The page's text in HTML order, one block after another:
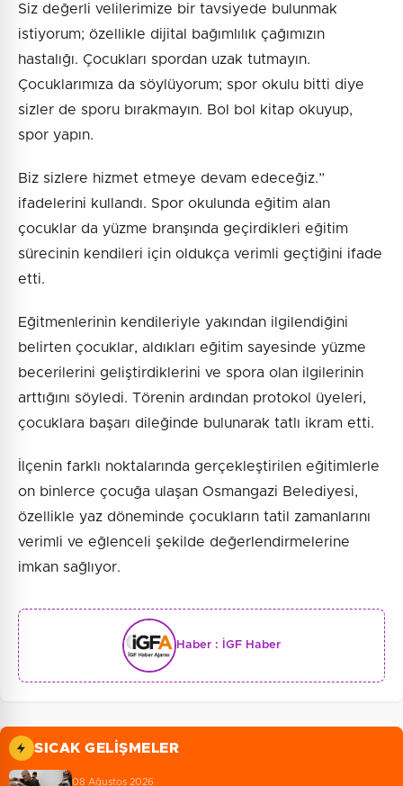
Siz değerli velilerimize bir tavsiyede bulunmak
istiyorum; özellikle dijital bağımlılık çağımızın
hastalığı. Çocukları spordan uzak tutmayın.
Çocuklarımıza da söylüyorum; spor okulu bitti diye
sizler de sporu bırakmayın. Bol bol kitap okuyup,
spor yapın.
Biz sizlere hizmet etmeye devam edeceğiz.”
ifadelerini kullandı. Spor okulunda eğitim alan
çocuklar da yüzme branşında geçirdikleri eğitim
sürecinin kendileri için oldukça verimli geçtiğini ifade
etti.
Eğitmenlerinin kendileriyle yakından ilgilendiğini
belirten çocuklar, aldıkları eğitim sayesinde yüzme
becerilerini geliştirdiklerini ve spora olan ilgilerinin
arttığını söyledi. Törenin ardından protokol üyeleri,
çocuklara başarı dileğinde bulunarak tatlı ikram etti.
İlçenin farklı noktalarında gerçekleştirilen eğitimlerle
on binlerce çocuğa ulaşan Osmangazi Belediyesi,
özellikle yaz döneminde çocukların tatil zamanlarını
verimli ve eğlenceli şekilde değerlendirmelerine
imkan sağlıyor.
Haber : İGF Haber
SICAK GELIŞMELER
08 Ağustos 2026